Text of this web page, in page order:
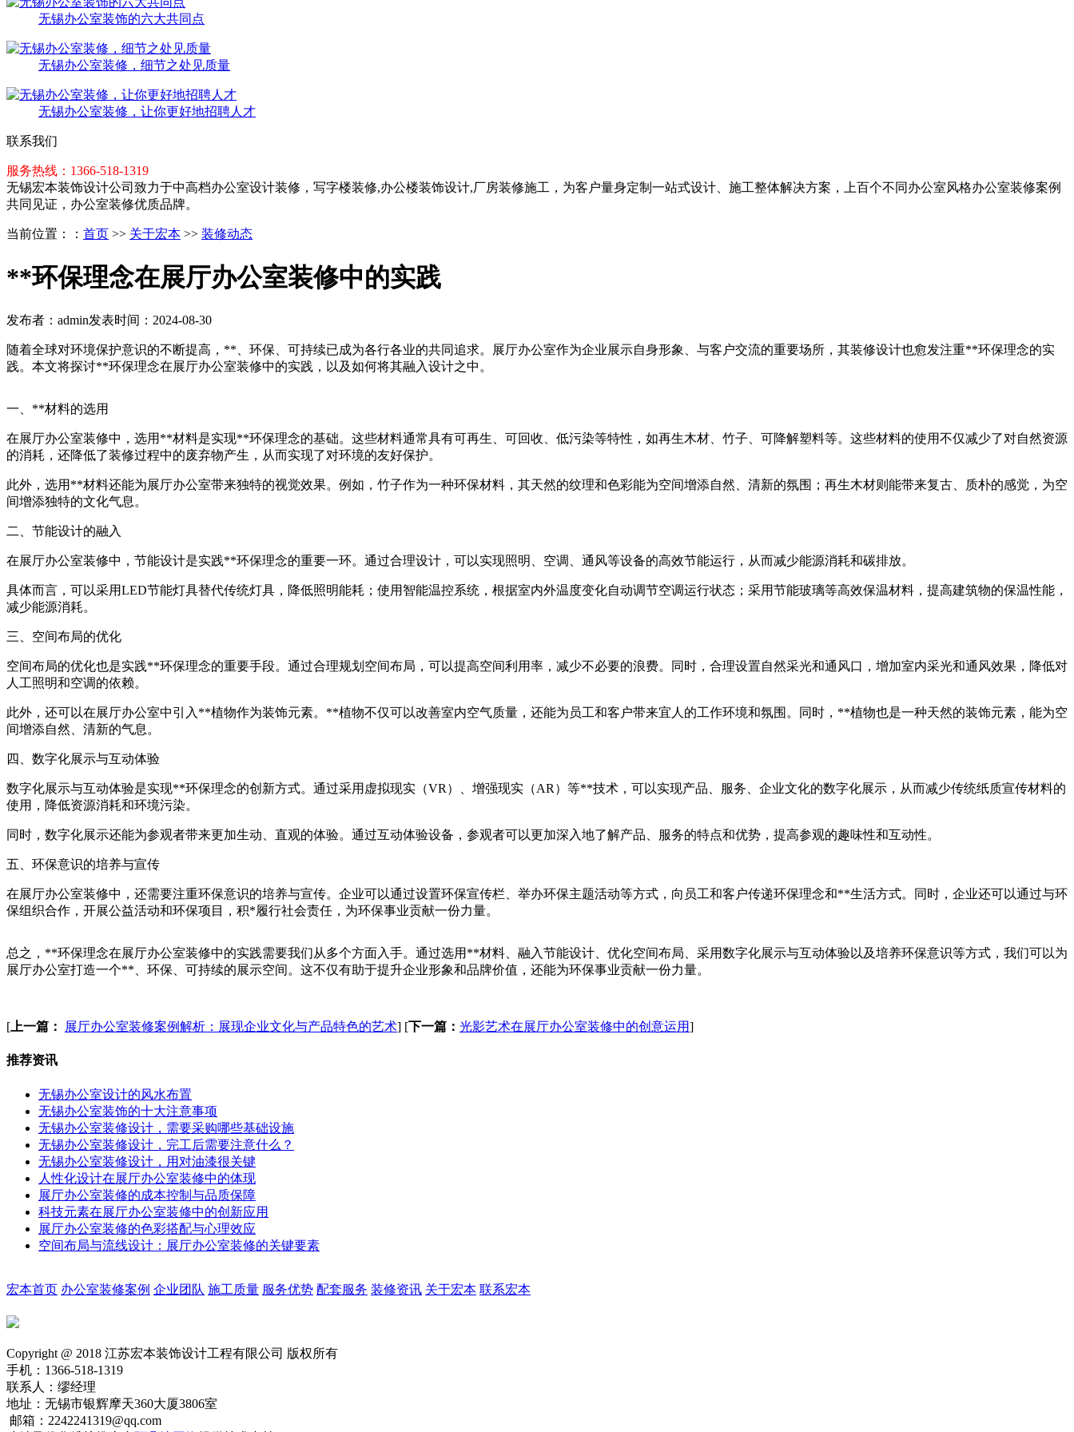
无锡办公室装饰的六大共同点
无锡办公室装修，细节之处见质量
无锡办公室装修，让你更好地招聘人才
联系我们
服务热线：1366-518-1319
无锡宏本装饰设计公司致力于中高档办公室设计装修，写字楼装修,办公楼装饰设计,厂房装修施工，为客户量身定制一站式设计、施工整体解决方案，上百个不同办公室风格办公室装修案例
共同见证，办公室装修优质品牌。
当前位置： ： 首页 >> 关于宏本 >> 装修动态
**环保理念在展厅办公室装修中的实践
发布者：admin发表时间：2024-08-30
随着全球对环境保护意识的不断提高，**、环保、可持续已成为各行各业的共同追求。展厅办公室作为企业展示自身形象、与客户交流的重要场所，其装修设计也愈发注重**环保理念的实
践。本文将探讨**环保理念在展厅办公室装修中的实践，以及如何将其融入设计之中。
一、**材料的选用
在展厅办公室装修中，选用**材料是实现**环保理念的基础。这些材料通常具有可再生、可回收、低污染等特性，如再生木材、竹子、可降解塑料等。这些材料的使用不仅减少了对自然资源
的消耗，还降低了装修过程中的废弃物产生，从而实现了对环境的友好保护。
此外，选用**材料还能为展厅办公室带来独特的视觉效果。例如，竹子作为一种环保材料，其天然的纹理和色彩能为空间增添自然、清新的氛围；再生木材则能带来复古、质朴的感觉，为空
间增添独特的文化气息。
二、节能设计的融入
在展厅办公室装修中，节能设计是实践**环保理念的重要一环。通过合理设计，可以实现照明、空调、通风等设备的高效节能运行，从而减少能源消耗和碳排放。
具体而言，可以采用LED节能灯具替代传统灯具，降低照明能耗；使用智能温控系统，根据室内外温度变化自动调节空调运行状态；采用节能玻璃等高效保温材料，提高建筑物的保温性能，
减少能源消耗。
三、空间布局的优化
空间布局的优化也是实践**环保理念的重要手段。通过合理规划空间布局，可以提高空间利用率，减少不必要的浪费。同时，合理设置自然采光和通风口，增加室内采光和通风效果，降低对
人工照明和空调的依赖。
此外，还可以在展厅办公室中引入**植物作为装饰元素。**植物不仅可以改善室内空气质量，还能为员工和客户带来宜人的工作环境和氛围。同时，**植物也是一种天然的装饰元素，能为空
间增添自然、清新的气息。
四、数字化展示与互动体验
数字化展示与互动体验是实现**环保理念的创新方式。通过采用虚拟现实（VR）、增强现实（AR）等**技术，可以实现产品、服务、企业文化的数字化展示，从而减少传统纸质宣传材料的
使用，降低资源消耗和环境污染。
同时，数字化展示还能为参观者带来更加生动、直观的体验。通过互动体验设备，参观者可以更加深入地了解产品、服务的特点和优势，提高参观的趣味性和互动性。
五、环保意识的培养与宣传
在展厅办公室装修中，还需要注重环保意识的培养与宣传。企业可以通过设置环保宣传栏、举办环保主题活动等方式，向员工和客户传递环保理念和**生活方式。同时，企业还可以通过与环
保组织合作，开展公益活动和环保项目，积*履行社会责任，为环保事业贡献一份力量。
总之，**环保理念在展厅办公室装修中的实践需要我们从多个方面入手。通过选用**材料、融入节能设计、优化空间布局、采用数字化展示与互动体验以及培养环保意识等方式，我们可以为
展厅办公室打造一个**、环保、可持续的展示空间。这不仅有助于提升企业形象和品牌价值，还能为环保事业贡献一份力量。
[ 上一篇： 展厅办公室装修案例解析：展现企业文化与产品特色的艺术] [下一篇： 光影艺术在展厅办公室装修中的创意运用]
推荐资讯
无锡办公室设计的风水布置
无锡办公室装饰的十大注意事项
无锡办公室装修设计，需要采购哪些基础设施
无锡办公室装修设计，完工后需要注意什么？
无锡办公室装修设计，用对油漆很关键
人性化设计在展厅办公室装修中的体现
展厅办公室装修的成本控制与品质保障
科技元素在展厅办公室装修中的创新应用
展厅办公室装修的色彩搭配与心理效应
空间布局与流线设计：展厅办公室装修的关键要素
宏本首页 办公室装修案例 企业团队 施工质量 服务优势 配套服务 装修资讯 关于宏本 联系宏本
Copyright @ 2018 江苏宏本装饰设计工程有限公司 版权所有
手机：1366-518-1319
联系人：缪经理
地址：无锡市银辉摩天360大厦3806室
邮箱：2242241319@qq.com